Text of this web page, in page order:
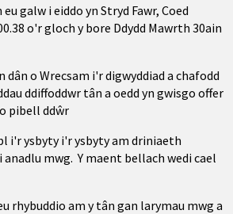
galw i eiddo yn Stryd Fawr, Coed
o'r gloch y bore Ddydd Mawrth 30ain
dân o Wrecsam i'r digwyddiad a chafodd
ddiffoddwr tân a oedd yn gwisgo offer
pibell ddŵr
i'r ysbyty i'r ysbyty am driniaeth
anadlu mwg. Y maent bellach wedi cael
rhybuddio am y tân gan larymau mwg a